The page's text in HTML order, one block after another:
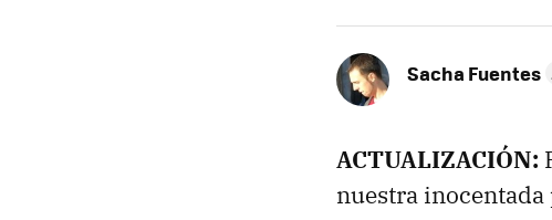
Sacha Fuentes
ACTUALIZACIÓN:
nuestra inocentada